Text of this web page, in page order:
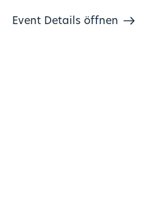
Event Details öffnen